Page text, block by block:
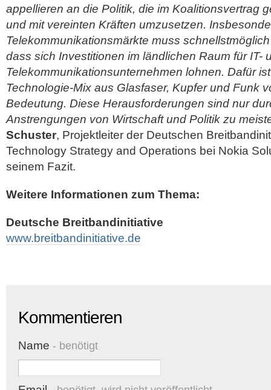
appellieren an die Politik, die im Koalitionsvertrag
und mit vereinten Kräften umzusetzen.
Telekommunikationsmärkte muss
dass sich Investitionen im ländlichen Raum für IT-
Telekommunikationsunternehmen lohnen. Dafür
Technologie-Mix aus Glasfaser, Kupfer und Funk
Bedeutung. Diese Herausforderungen sind nur
Anstrengungen von Wirtschaft und Politik zu
Schuster, Projektleiter der Deutschen
Technology Strategy and Operations bei Nokia
seinem Fazit.
Weitere Informationen zum Thema:
Deutsche Breitbandinitiative
www.breitbandinitiative.de
Kommentieren
Name - benötigt